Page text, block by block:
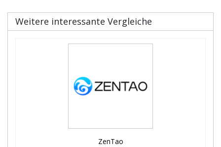
Weitere interessante Vergleiche
ZenTao